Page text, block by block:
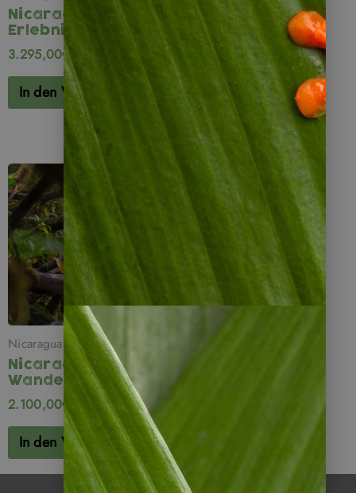
Nicaragua
Erlebnisreise
3.295,00€
In den Warenkorb
Nicaragua
Naturreise mit
Vogelkunde
In den Warenkorb
Nicaragua
Nicaragua
Wanderreise
2.100,00€
In den Warenkorb